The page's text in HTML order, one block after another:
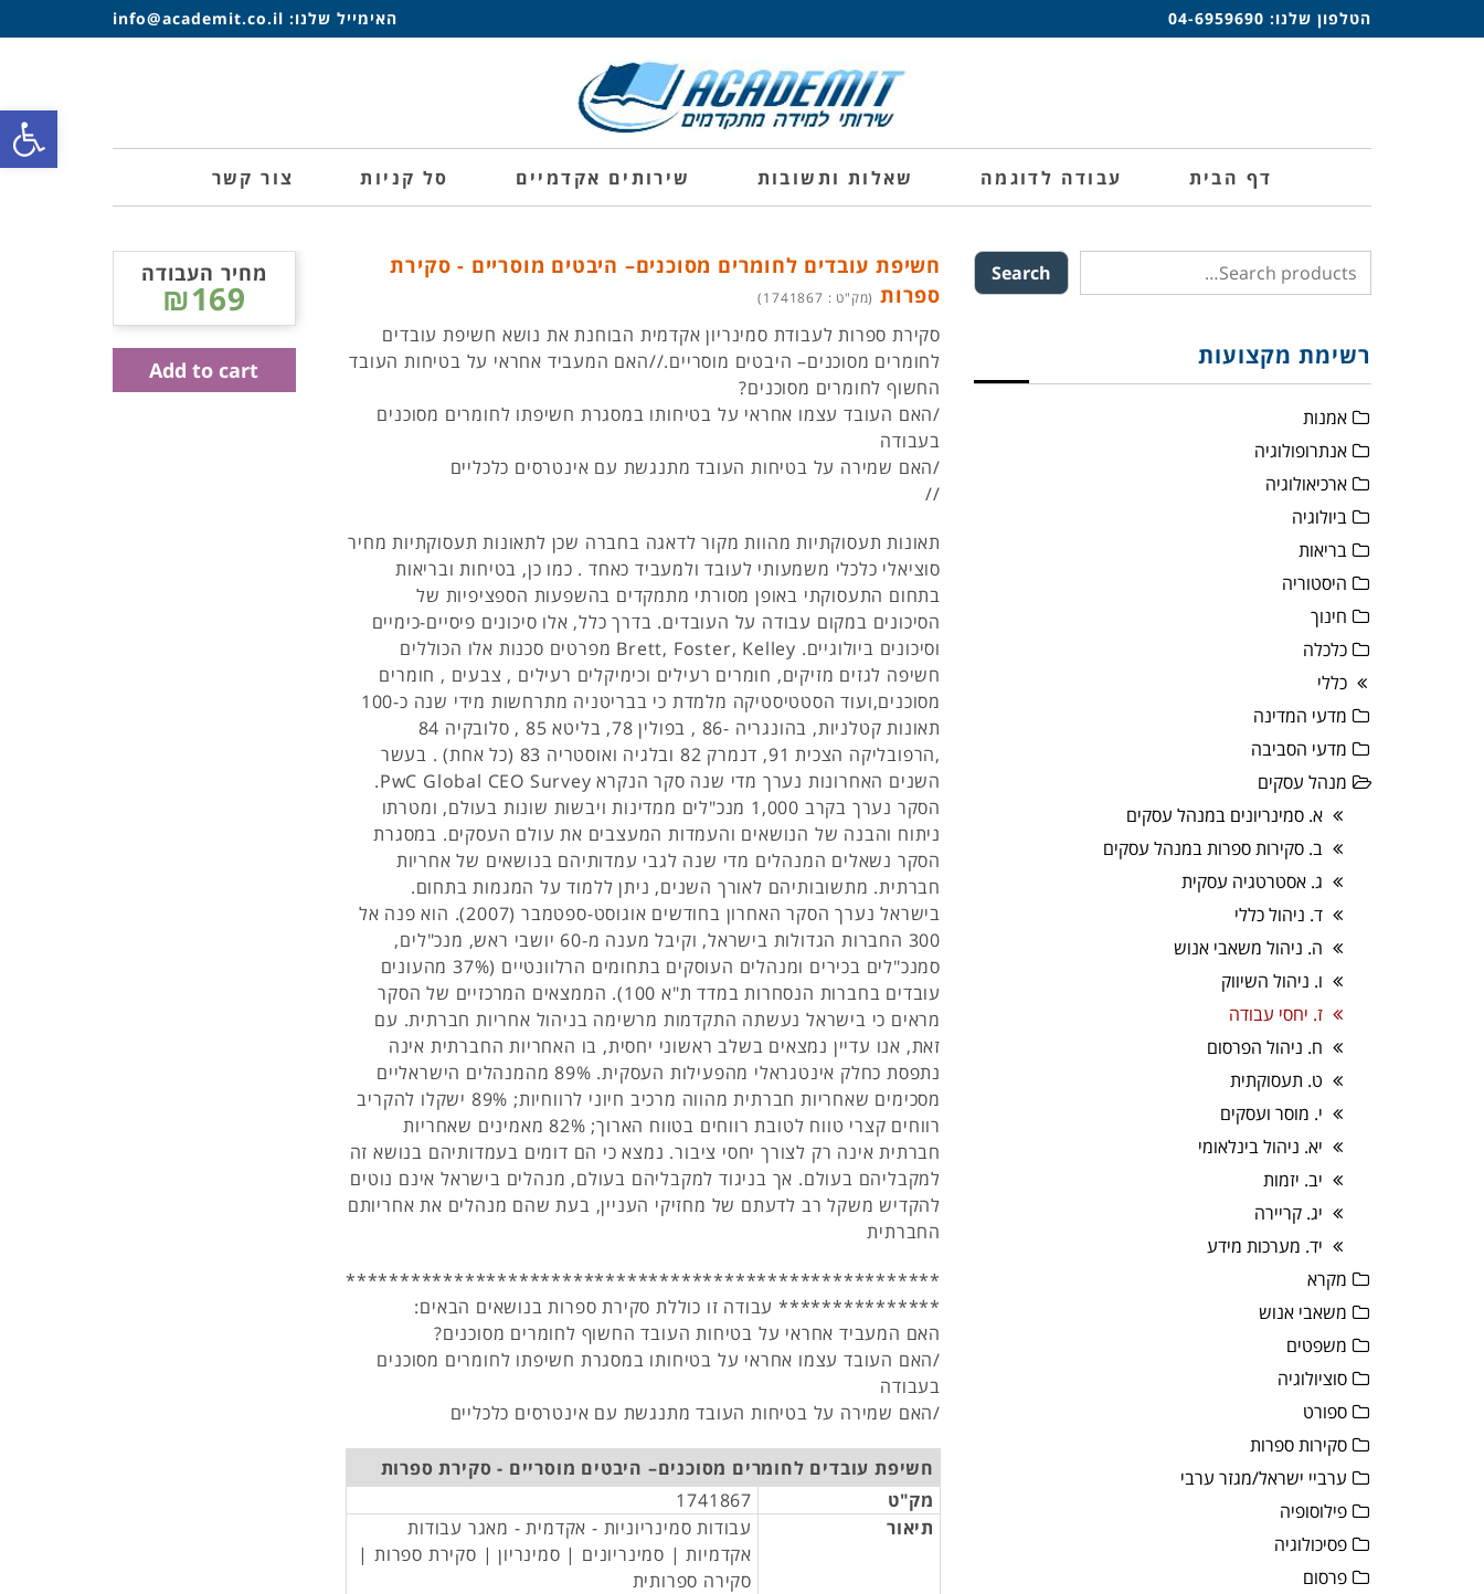
הטלפון שלנו: 04-6959690 האימייל שלנו: info@academit.co.il
דף הבית עבודה לדוגמה שאלות ותשובות שירותים אקדמיים סל קניות צור קשר
חשיפת עובדים לחומרים מסוכנים– היבטים מוסריים - סקירת
ספרות (מק"ט : 1741867)
סקירת ספרות לעבודת סמינריון אקדמית הבוחנת את נושא חשיפת עובדים
לחומרים מסוכנים– היבטים מוסריים.//האם המעביד אחראי על בטיחות העובד
החשוף לחומרים מסוכנים?
/האם העובד עצמו אחראי על בטיחותו במסגרת חשיפתו לחומרים מסוכנים
בעבודה
/האם שמירה על בטיחות העובד מתנגשת עם אינטרסים כלכליים
//
תאונות תעסוקתיות מהוות מקור לדאגה בחברה שכן לתאונות תעסוקתיות מחיר
סוציאלי כלכלי משמעותי לעובד ולמעביד כאחד . כמו כן, בטיחות ובריאות
בתחום התעסוקתי באופן מסורתי מתמקדים בהשפעות הספציפיות של
הסיכונים במקום עבודה על העובדים. בדרך כלל, אלו סיכונים פיסיים-כימיים
וסיכונים ביולוגיים. Brett, Foster, Kelley מפרטים סכנות אלו הכוללים
חשיפה לגזים מזיקים, חומרים רעילים וכימיקלים רעילים , צבעים , חומרים
מסוכנים,ועוד הסטטיסטיקה מלמדת כי בבריטניה מתרחשות מידי שנה כ-100
תאונות קטלניות, בהונגריה -86 , בפולין 78, בליטא 85 , סלובקיה 84
,הרפובליקה הצכית 91, דנמרק 82 ובלגיה ואוסטריה 83 (כל אחת) . בעשר
השנים האחרונות נערך מדי שנה סקר הנקרא PwC Global CEO Survey.
הסקר נערך בקרב 1,000 מנכ"לים ממדינות ויבשות שונות בעולם, ומטרתו
ניתוח והבנה של הנושאים והעמדות המעצבים את עולם העסקים. במסגרת
הסקר נשאלים המנהלים מדי שנה לגבי עמדותיהם בנושאים של אחריות
חברתית. מתשובותיהם לאורך השנים, ניתן ללמוד על המגמות בתחום.
בישראל נערך הסקר האחרון בחודשים אוגוסט-ספטמבר (2007). הוא פנה אל
300 החברות הגדולות בישראל, וקיבל מענה מ-60 יושבי ראש, מנכ"לים,
סמנכ"לים בכירים ומנהלים העוסקים בתחומים הרלוונטיים (37% מהעונים
עובדים בחברות הנסחרות במדד ת"א 100). הממצאים המרכזיים של הסקר
מראים כי בישראל נעשתה התקדמות מרשימה בניהול אחריות חברתית. עם
זאת, אנו עדיין נמצאים בשלב ראשוני יחסית, בו האחריות החברתית אינה
נתפסת כחלק אינטגראלי מהפעילות העסקית. 89% מהמנהלים הישראליים
מסכימים שאחריות חברתית מהווה מרכיב חיוני לרווחיות; 89% ישקלו להקריב
רווחים קצרי טווח לטובת רווחים בטווח הארוך; 82% מאמינים שאחריות
חברתית אינה רק לצורך יחסי ציבור. נמצא כי הם דומים בעמדותיהם בנושא זה
למקבליהם בעולם. אך בניגוד למקבליהם בעולם, מנהלים בישראל אינם נוטים
להקדיש משקל רב לדעתם של מחזיקי העניין, בעת שהם מנהלים את אחריותם
החברתית
*******************************************************
*************** עבודה זו כוללת סקירת ספרות בנושאים הבאים:
האם המעביד אחראי על בטיחות העובד החשוף לחומרים מסוכנים?
/האם העובד עצמו אחראי על בטיחותו במסגרת חשיפתו לחומרים מסוכנים
בעבודה
/האם שמירה על בטיחות העובד מתנגשת עם אינטרסים כלכליים
חשיפת עובדים לחומרים מסוכנים– היבטים מוסריים - סקירת ספרות
מק"ט
1741867
תיאור
עבודות סמינריוניות - אקדמית - מאגר עבודות
אקדמיות | סמינריונים | סמינריון | סקירת ספרות |
סקירה ספרותית
מחיר העבודה
₪169
Add to cart
Search
רשימת מקצועות
אמנות
אנתרופולוגיה
ארכיאולוגיה
ביולוגיה
בריאות
היסטוריה
חינוך
כלכלה
כללי
מדעי המדינה
מדעי הסביבה
מנהל עסקים
א. סמינריונים במנהל עסקים
ב. סקירות ספרות במנהל עסקים
ג. אסטרטגיה עסקית
ד. ניהול כללי
ה. ניהול משאבי אנוש
ו. ניהול השיווק
ז. יחסי עבודה
ח. ניהול הפרסום
ט. תעסוקתית
י. מוסר ועסקים
יא. ניהול בינלאומי
יב. יזמות
יג. קריירה
יד. מערכות מידע
מקרא
משאבי אנוש
משפטים
סוציולוגיה
ספורט
סקירות ספרות
ערביי ישראל/מגזר ערבי
פילוסופיה
פסיכולוגיה
פרסום
פתח